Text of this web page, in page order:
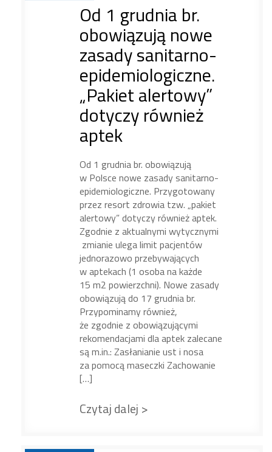
Od 1 grudnia br.
obowiązują nowe
zasady sanitarno-
epidemiologiczne.
„Pakiet alertowy”
dotyczy również
aptek
Od 1 grudnia br. obowiązują
w Polsce nowe zasady sanitarno-
epidemiologiczne. Przygotowany
przez resort zdrowia tzw. „pakiet
alertowy” dotyczy również aptek.
Zgodnie z aktualnymi wytycznymi
zmianie ulega limit pacjentów
jednorazowo przebywających
w aptekach (1 osoba na każde
15 m2 powierzchni). Nowe zasady
obowiązują do 17 grudnia br.
Przypominamy również,
że zgodnie z obowiązującymi
rekomendacjami dla aptek zalecane
są m.in.: Zasłanianie ust i nosa
za pomocą maseczki Zachowanie
[…]
Czytaj dalej >